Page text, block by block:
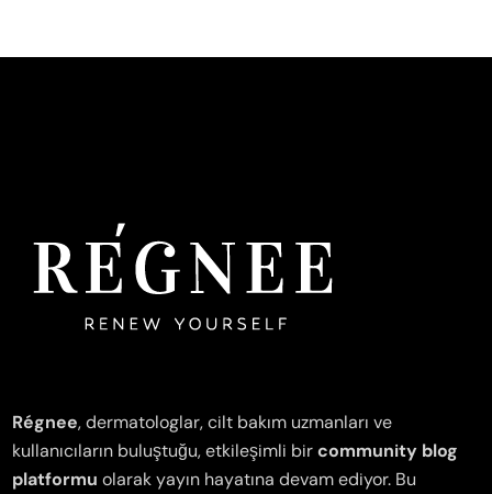
Régnee, dermatologlar, cilt bakım uzmanları ve
kullanıcıların buluştuğu, etkileşimli bircommunity blog
platformu olarak yayın hayatına devam ediyor. Bu